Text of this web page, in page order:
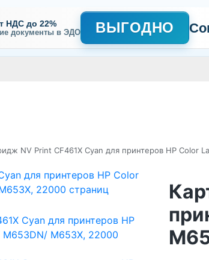
НДС до 22%
документы в ЭДО ВЫГОДНО
NV Print CF461X Cyan для принтеров HP Color